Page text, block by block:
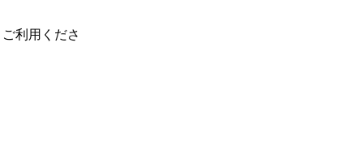
利用くださ